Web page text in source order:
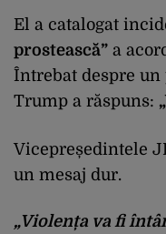
El a catalogat
prostească” a
Întrebat despre un
Trump a răspuns:
Vicepreședintele
un mesaj dur.
„Violența va fi